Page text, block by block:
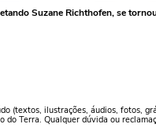
Suzane Richthofen, se
(textos, ilustrações, áudios, fotos,
do Terra. Qualquer dúvida ou